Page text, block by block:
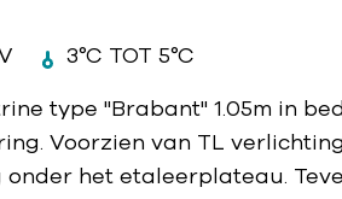
3°C TOT 5°C
type "Brabant" 1.05m in
Voorzien van TL
onder het etaleerplateau.